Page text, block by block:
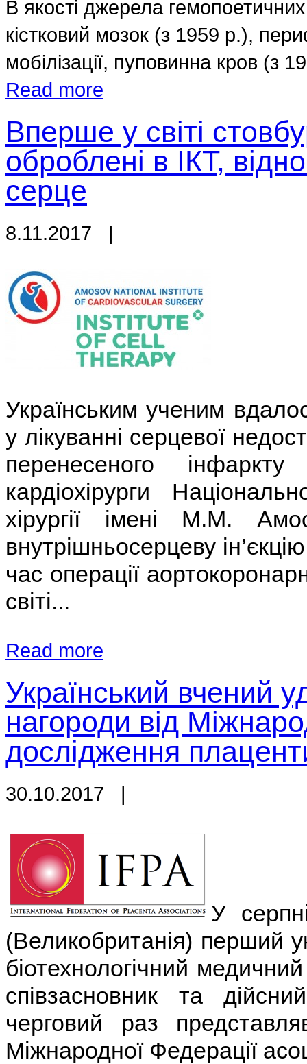
В якості джерела
кістковий мозок (з 1959 р.),
мобілізації, пуповинна кров (з
Read more
Вперше у світі
оброблені в ІКТ,
серце
8.11.2017 |
Українським ученим
у лікуванні серцевої
перенесеного
кардіохірурги
хірургії імені М.М.
внутрішньосерцеву
час операції
світі...
Read more
Український вчений
нагороди від
дослідження
30.10.2017 |
У
(Великобританія) перший
біотехнологічний медичний
співзасновник та
черговий раз
Міжнародної Федерації